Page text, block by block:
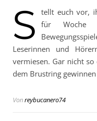
S
tellt euch vor,
für Woche
Leserinnen und
vermiesen. Gar nicht
dem Brustring
Vonreybucanero74